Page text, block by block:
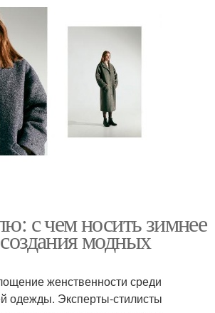
с чем носить зимнее
модных
женственности среди
одежды. Эксперты-стилисты